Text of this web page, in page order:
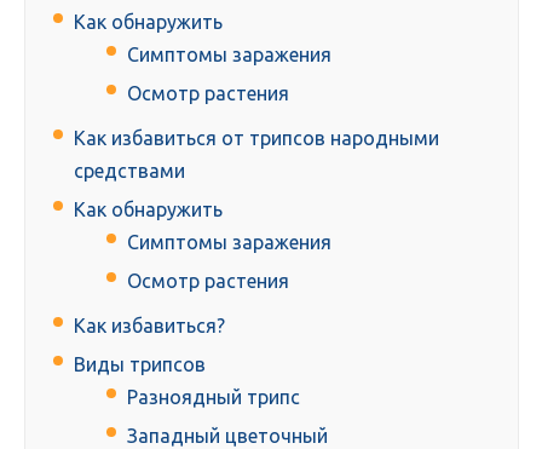
Как обнаружить
Симптомы заражения
Осмотр растения
Как избавиться от трипсов народными
средствами
Как обнаружить
Симптомы заражения
Осмотр растения
Как избавиться?
Виды трипсов
Разноядный трипс
Западный цветочный